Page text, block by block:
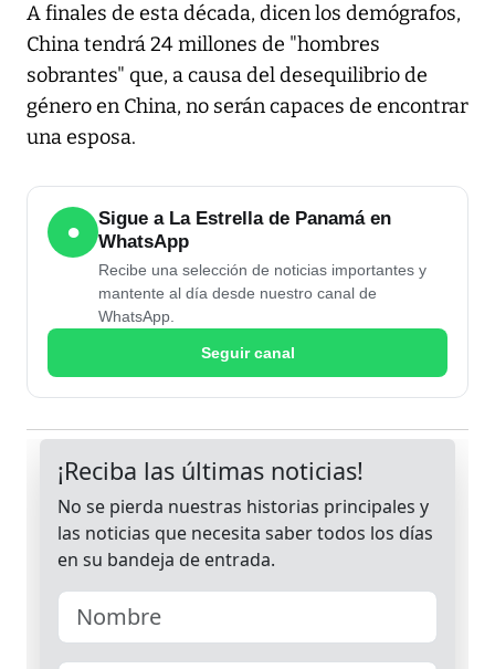
A finales de esta década, dicen los demógrafos,
China tendrá 24 millones de "hombres
sobrantes" que, a causa del desequilibrio de
género en China, no serán capaces de encontrar
una esposa.
●
Sigue a La Estrella de Panamá en
WhatsApp
Recibe una selección de noticias importantes y
mantente al día desde nuestro canal de
WhatsApp.
Seguir canal